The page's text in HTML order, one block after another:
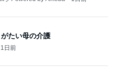
たい母の介護
1日前